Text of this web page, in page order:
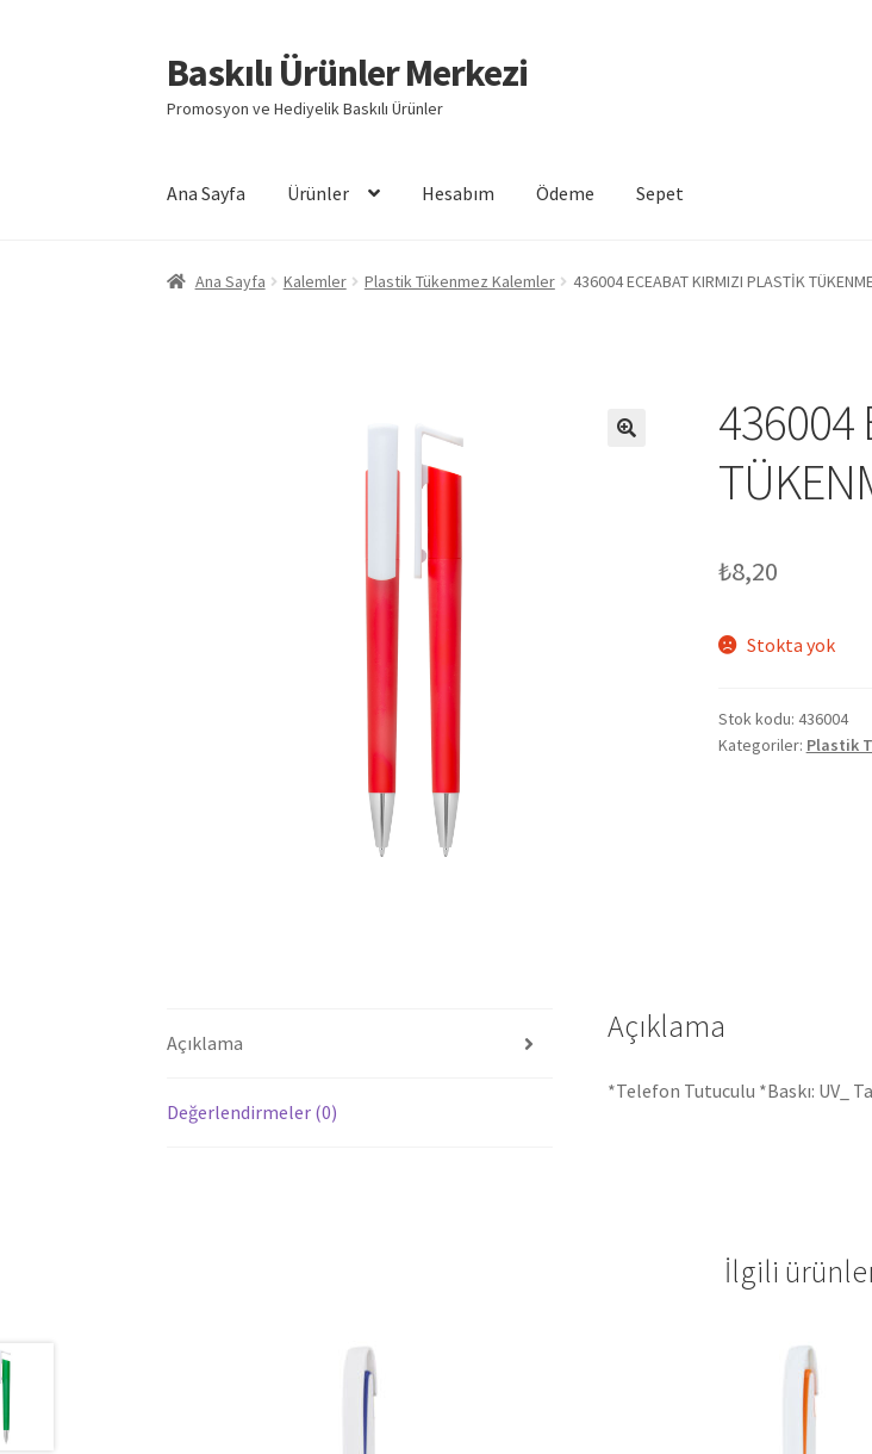
Dolaşıma
geç
İçeriğe
geç
Baskılı Ürünler Merkezi
Promosyon ve Hediyelik Baskılı Ürünler
Ana Sayfa Ürünler Hesabım Ödeme Sepet
Giriş Baskılı Ürünler Hesabım İletişim İPTAL VE İADE KOŞULLARIİptal ve İade Politikası
Ana Sayfa Kalemler Plastik Tükenmez Kalemler 436004 ECEABAT KIRMIZI PLASTİK
436004
₺8,20
Stokta yok
Stok kodu: 436004
Kategoriler: Plastik
Açıklama
Değerlendirmeler (0)
Açıklama
*Telefon Tutuculu *Baskı: UV_
İlgili